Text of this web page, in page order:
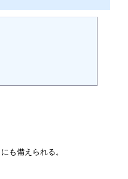
にも備えられる。